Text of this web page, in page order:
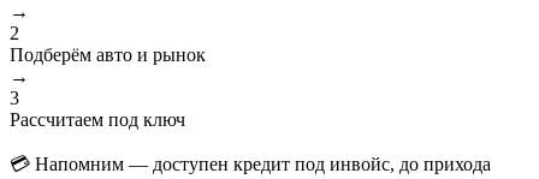
→
2
Подберём авто и рынок
→
3
Рассчитаем под ключ
💳 Напомним — доступен кредит под инвойс, до прихода